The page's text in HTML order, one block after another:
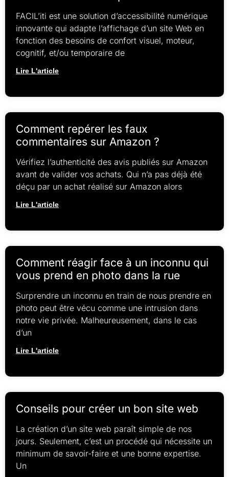
FACIL’iti est une solution d’accessibilité numérique
innovante qui adapte l’affichage d’un site Web en
fonction des besoins de confort visuel, moteur,
cognitif, et/ou temporaire de
Lire L'article
Comment repérer les faux
commentaires sur Amazon ?
Vérifiez l’authenticité des avis publiés sur Amazon
avant de valider vos achats. Qui n’a pas déjà été
déçu par un achat réalisé sur Amazon alors
Lire L'article
Comment réagir face à un inconnu qui
vous prend en photo dans la rue
Surprendre un inconnu en train de nous prendre en
photo peut être vécu comme une intrusion dans
notre vie privée. Malheureusement, dans le cas
d’un
Lire L'article
Conseils pour créer un bon site web
La création d’un site web paraît simple de nos
jours. Seulement, c’est un procédé qui nécessite un
minimum de savoir-faire et une bonne expertise.
Un